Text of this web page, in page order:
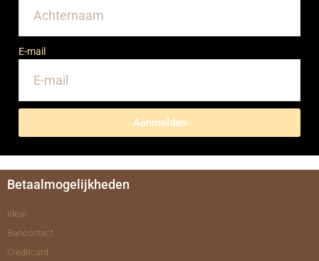
E-mail
Aanmelden
Betaalmogelijkheden
Ideal
Bancontact
Creditcard